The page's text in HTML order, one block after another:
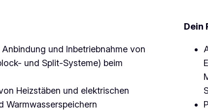
und Inbetriebnahme von
und Split-Systeme) beim
Heizstäben und elektrischen
Warmwasserspeichern
Dein